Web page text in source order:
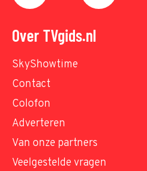
Over TVgids.nl
SkyShowtime
Contact
Colofon
Adverteren
Van onze partners
Veelgestelde vragen